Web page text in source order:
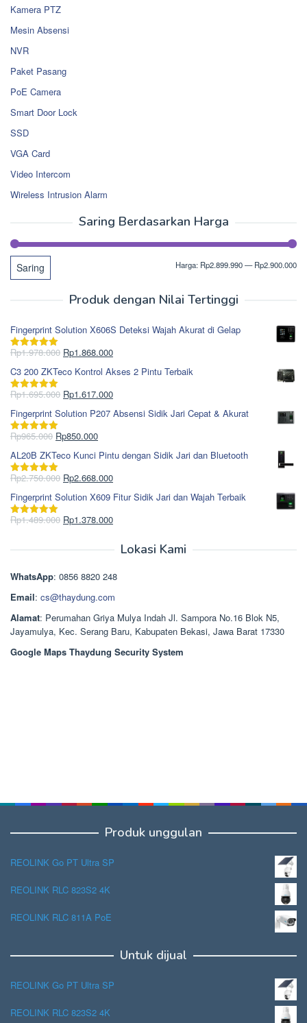
Kamera PTZ
Mesin Absensi
NVR
Paket Pasang
PoE Camera
Smart Door Lock
SSD
VGA Card
Video Intercom
Wireless Intrusion Alarm
Saring Berdasarkan Harga
Saring Harga: Rp2.899.990—Rp2.900.000
Produk dengan Nilai Tertinggi
Fingerprint Solution X606S Deteksi Wajah Akurat di Gelap
Dinilai5.00
Rp1.978.000 Harga
adalah:
Rp1.978.000.
Rp1.868.000Harga
ini
adalah:
C3 200 ZKTeco Kontrol Akses 2 Pintu Terbaik
Dinilai5.00
Rp1.695.000 Harga
adalah:
Rp1.695.000.
Rp1.617.000Harga
ini
Fingerprint Solution P207 Absensi Sidik Jari Cepat & Akurat
Dinilai5.00
Rp965.000 Harga
adalah:
Rp965.000.
Rp850.000Harga
ini
adalah:
AL20B ZKTeco Kunci Pintu dengan Sidik Jari dan Bluetooth
Dinilai5.00
Rp2.750.000 Harga
adalah:
Rp2.750.000.
Rp2.668.000Harga
ini
adalah:
Fingerprint Solution X609 Fitur Sidik Jari dan Wajah Terbaik
Dinilai5.00
Rp1.489.000 Harga
Rp1.378.000Harga
Rp1.378.000.
Lokasi Kami
WhatsApp: 0856 8820 248
Email: cs@thaydung.com
Alamat: Perumahan Griya Mulya Indah Jl. Sampora No.16 Blok N5,
Jayamulya, Kec. Serang Baru, Kabupaten Bekasi, Jawa Barat 17330
Google Maps Thaydung Security System
Produk unggulan
REOLINK Go PT Ultra SP
REOLINK RLC 823S2 4K
REOLINK RLC 811A PoE
Untuk dijual
REOLINK Go PT Ultra SP
REOLINK RLC 823S2 4K